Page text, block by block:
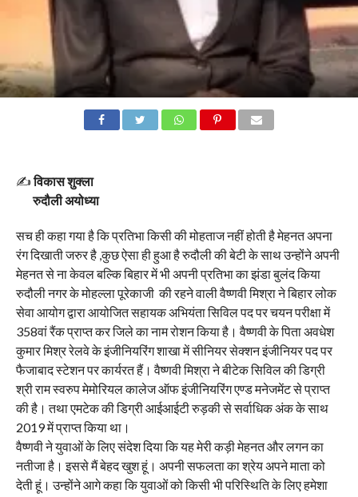
✍️विकास शुक्ला
रुदौली अयोध्या
सच ही कहा गया है कि प्रतिभा किसी की मोहताज नहीं होती है मेहनत अपना
रंग दिखाती जरुर है ,कुछ ऐसा ही हुआ है रुदौली की बेटी के साथ उन्होंने अपनी
मेहनत से ना केवल बल्कि बिहार में भी अपनी प्रतिभा का झंडा बुलंद किया
रुदौली नगर के मोहल्ला पूरेकाजी की रहने वाली वैष्णवी मिश्रा ने बिहार लोक
सेवा आयोग द्वारा आयोजित सहायक अभियंता सिविल पद पर चयन परीक्षा में
358वां रैंक प्राप्त कर जिले का नाम रोशन किया है। वैष्णवी के पिता अवधेश
कुमार मिश्र रेलवे के इंजीनियरिंग शाखा में सीनियर सेक्शन इंजीनियर पद पर
फैजाबाद स्टेशन पर कार्यरत हैं। वैष्णवी मिश्रा ने बीटेक सिविल की डिग्री
श्री राम स्वरुप मेमोरियल कालेज ऑफ इंजीनियरिंग एण्ड मनेजमेंट से प्राप्त
की है। तथा एमटेक की डिग्री आईआईटी रुड़की से सर्वाधिक अंक के साथ
2019 में प्राप्त किया था।
वैष्णवी ने युवाओं के लिए संदेश दिया कि यह मेरी कड़ी मेहनत और लगन का
नतीजा है। इससे मैं बेहद खुश हूं। अपनी सफलता का श्रेय अपने माता को
देती हूं। उन्होंने आगे कहा कि युवाओं को किसी भी परिस्थिति के लिए हमेशा